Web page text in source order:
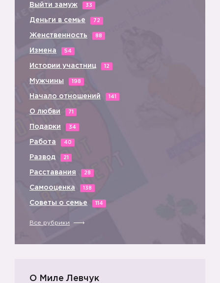
Выйти замуж 33
Деньги в семье 72
Женственность 88
Измена 54
Истории участниц 12
Мужчины 198
Начало отношений 141
О любви 71
Подарки 34
Работа 40
Развод 21
Расставания 28
Самооценка 138
Советы о семье 114
Все рубрики
О Миле Левчук